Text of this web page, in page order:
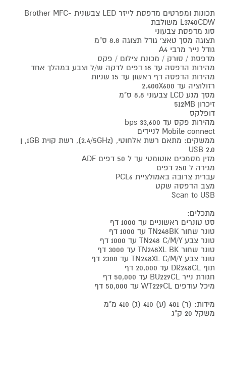
תכונות ומפרטים מדפסת לייזר LED צבעונית Brother MFC-
L3740CDW משולבת
סוג מדפסת צבעוני
תצוגה מסך טאצ' גודל תצוגה 8.8 ס"מ
גודל נייר מרבי A4
מדפסת / סורק / מכונת צילום / פקס
מהירות הדפסה עד 18 דפים לדקה ש/ל וצבע במהלך אחד
מהירות הדפסה דף ראשון עד 15 שניות
רזולוציה עד 2,400X600
מסך מגע LCD צבעוני 8.8 ס"מ
זיכרון 512MB
דופלקס
מהירות פקס עד 33,600 bps
Mobile connect לניידים
ממשקים: מתאם רשת אלחוטי, (2.4/5GHz), רשת קוית 1GB, ן
USB 2.0
מזין מסמכים אוטומטי עד ל 50 דפים ADF
מגירה ל 250 דפים
עברית צרובה באמולציית PCL6
מצב הדפסה שקט
Scan to USB
מתכלים:
סט טונרים ראשוניים עד 1000 דף
טונר שחור TN248BK עד 1000 דף
טונר צבע TN248 C/M/Y עד 1000 דף
טונר שחור TN248XL BK עד 3000 דף
טונר צבע TN248XL C/M/Y עד 2300 דף
תוף DR248CL עד 20,000 דף
חגורת נייר BU229CL עד 50,000 דף
מיכל עודפים WT229CL עד 50,000 דף
מידות: (ר) 401 (ע) 410 (ג) 410 מ"מ
משקל 20 ק"ג